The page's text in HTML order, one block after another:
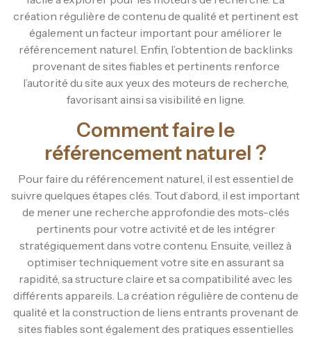
création régulière de contenu de qualité et pertinent est
également un facteur important pour améliorer le
référencement naturel. Enfin, l’obtention de backlinks
provenant de sites fiables et pertinents renforce
l’autorité du site aux yeux des moteurs de recherche,
favorisant ainsi sa visibilité en ligne.
Comment faire le
référencement naturel ?
Pour faire du référencement naturel, il est essentiel de
suivre quelques étapes clés. Tout d’abord, il est important
de mener une recherche approfondie des mots-clés
pertinents pour votre activité et de les intégrer
stratégiquement dans votre contenu. Ensuite, veillez à
optimiser techniquement votre site en assurant sa
rapidité, sa structure claire et sa compatibilité avec les
différents appareils. La création régulière de contenu de
qualité et la construction de liens entrants provenant de
sites fiables sont également des pratiques essentielles